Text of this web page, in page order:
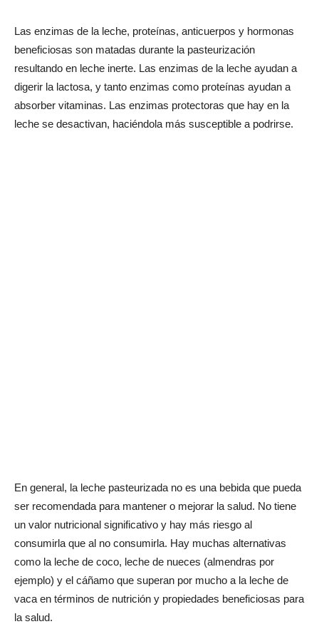
Las enzimas de la leche, proteínas, anticuerpos y hormonas
beneficiosas son matadas durante la pasteurización
resultando en leche inerte. Las enzimas de la leche ayudan a
digerir la lactosa, y tanto enzimas como proteínas ayudan a
absorber vitaminas. Las enzimas protectoras que hay en la
leche se desactivan, haciéndola más susceptible a podrirse.
En general, la leche pasteurizada no es una bebida que pueda
ser recomendada para mantener o mejorar la salud. No tiene
un valor nutricional significativo y hay más riesgo al
consumirla que al no consumirla. Hay muchas alternativas
como la leche de coco, leche de nueces (almendras por
ejemplo) y el cáñamo que superan por mucho a la leche de
vaca en términos de nutrición y propiedades beneficiosas para
la salud.